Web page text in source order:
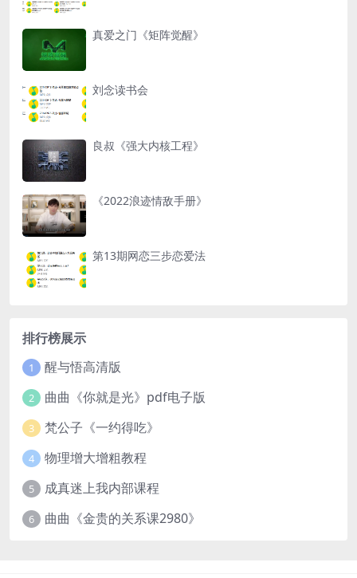
真爱之门《矩阵觉醒》
刘念读书会
良叔《强大内核工程》
《2022浪迹情敌手册》
第13期网恋三步恋爱法
排行榜展示
1 醒与悟高清版
2 曲曲《你就是光》pdf电子版
3 梵公子《一约得吃》
4 物理增大增粗教程
5 成真迷上我内部课程
6 曲曲《金贵的关系课2980》